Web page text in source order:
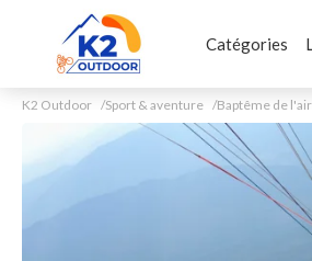
Catégories
K2 Outdoor Sport & aventure Baptême de l'air